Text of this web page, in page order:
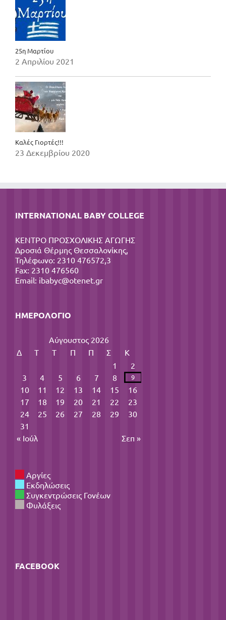
25η Μαρτίου
2 Απριλίου 2021
Καλές Γιορτές!!!
23 Δεκεμβρίου 2020
INTERNATIONAL BABY COLLEGE
ΚΕΝΤΡΟ ΠΡΟΣΧΟΛΙΚΗΣ ΑΓΩΓΗΣ
Δροσιά Θέρμης Θεσσαλονίκης,
Τηλέφωνο: 2310 476572,3
Fax: 2310 476560
Email: ibabyc@otenet.gr
ΗΜΕΡΟΛΌΓΙΟ
Αύγουστος 2026
Δ
Τ Τ Π Π Σ
Κ
1
2
3
4 5 6 7 8 9
10 11 12 13 14 15
16
17
18 19 20 21 22
23
24
25 26 27 28 29
30
31
« Ιούλ
Σεπ »
Αργίες
Εκδηλώσεις
Συγκεντρώσεις Γονέων
Φυλάξεις
FACEBOOK